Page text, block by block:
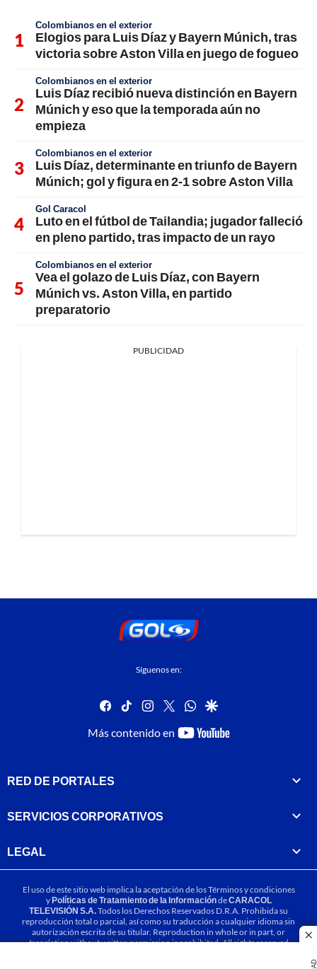
Colombianos en el exterior
Elogios para Luis Díaz y Bayern Múnich, tras
victoria sobre Aston Villa en juego de fogueo
Colombianos en el exterior
Luis Díaz recibió nueva distinción en Bayern
Múnich y eso que la temporada aún no
empieza
Colombianos en el exterior
Luis Díaz, determinante en triunfo de Bayern
Múnich; gol y figura en 2-1 sobre Aston Villa
Gol Caracol
Luto en el fútbol de Tailandia; jugador falleció
en pleno partido, tras impacto de un rayo
Colombianos en el exterior
Vea el golazo de Luis Díaz, con Bayern
Múnich vs. Aston Villa, en partido
preparatorio
PUBLICIDAD
Síguenos en:
facebook
tiktok instagram
twitterwhatsapp
google
Más contenido en
youtube-
RED DE PORTALES
SERVICIOS CORPORATIVOS
LEGAL
El uso de este sitio web implica la aceptación de losTérminos y condiciones
yPolíticas de Tratamiento de la InformacióndeCARACOL
TELEVISIÓN S.A.Todos los Derechos Reservados D.R.A. Prohibida su
reproducción total o parcial, así como su traducción a cualquier idioma sin
autorización escrita de su titular. Reproduction in whole or in part, or
translation without written permission is prohibited. All rights reserved